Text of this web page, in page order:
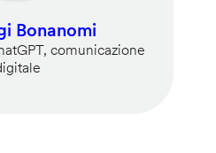
Bonanomi
comunicazione